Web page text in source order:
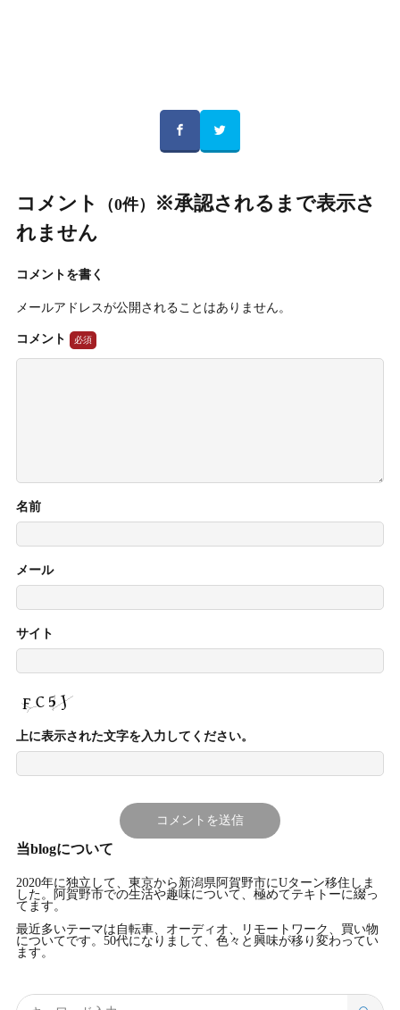
コメント （0件）
※承認されるまで表示さ
れません
コメントを書く
メールアドレスが公開されることはありません。
コメント
名前
メール
サイト
上に表示された文字を入力してください。
当blogについて
2020年に独立して、東京から新潟県阿賀野市にUターン移住しま
した。阿賀野市での生活や趣味について、極めてテキトーに綴っ
てます。
最近多いテーマは自転車、オーディオ、リモートワーク、買い物
についてです。50代になりまして、色々と興味が移り変わってい
ます。